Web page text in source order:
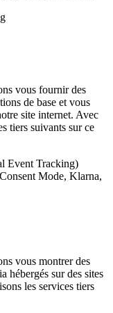
vous fournir des
de base et vous
site internet. Avec
tiers suivants sur ce
Event Tracking)
Mode, Klarna,
vous montrer des
hébergés sur des sites
les services tiers